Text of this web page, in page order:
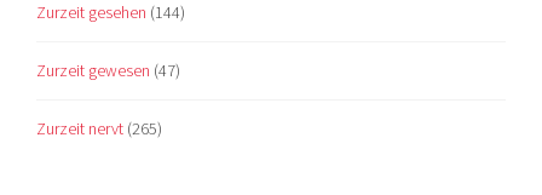
Zurzeit gesehen (144)
Zurzeit gewesen (47)
Zurzeit nervt (265)